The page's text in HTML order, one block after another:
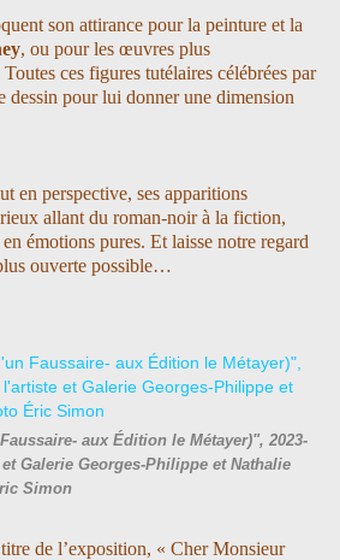
son attirance pour la peinture et la
, ou pour les œuvres plus
Toutes ces figures tutélaires célébrées par
dessin pour lui donner une dimension
en perspective, ses apparitions
allant du roman-noir à la fiction,
émotions pures. Et laisse notre regard
ouverte possible…
aux Édition le Métayer)", 2023-
Galerie Georges-Philippe et Nathalie
Simon
de l’exposition, « Cher Monsieur